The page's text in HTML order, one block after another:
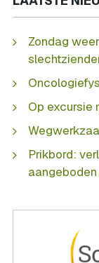
Zondag
Op excursie
Prikbord: